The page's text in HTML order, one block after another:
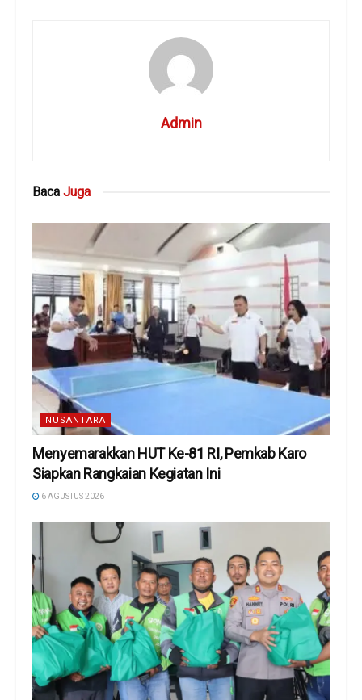
Admin
Baca Juga
NUSANTARA
Menyemarakkan HUT Ke-81 RI, Pemkab Karo
Siapkan Rangkaian Kegiatan Ini
6 AGUSTUS 2026